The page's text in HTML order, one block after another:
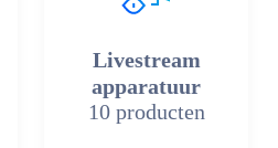
Livestream
apparatuur
10 producten